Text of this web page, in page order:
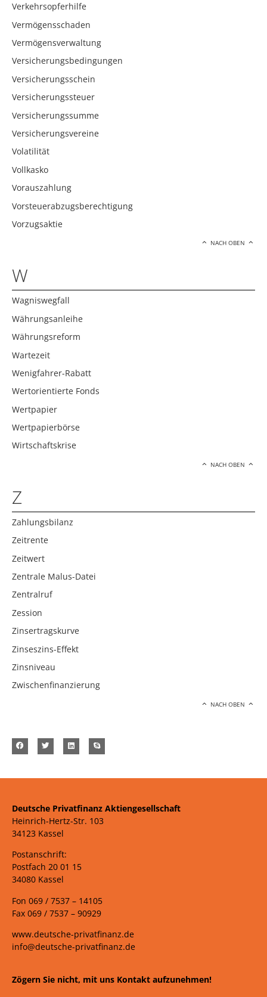
Verkehrsopferhilfe
Vermögensschaden
Vermögensverwaltung
Versicherungsbedingungen
Versicherungsschein
Versicherungssteuer
Versicherungssumme
Versicherungsvereine
Volatilität
Vollkasko
Vorauszahlung
Vorsteuerabzugsberechtigung
Vorzugsaktie
NACH OBEN
W
Wagniswegfall
Währungsanleihe
Währungsreform
Wartezeit
Wenigfahrer-Rabatt
Wertorientierte Fonds
Wertpapier
Wertpapierbörse
Wirtschaftskrise
NACH OBEN
Z
Zahlungsbilanz
Zeitrente
Zeitwert
Zentrale Malus-Datei
Zentralruf
Zession
Zinsertragskurve
Zinseszins-Effekt
Zinsniveau
Zwischenfinanzierung
NACH OBEN
Deutsche Privatfinanz Aktiengesellschaft
Heinrich-Hertz-Str. 103
34123 Kassel
Postanschrift:
Postfach 20 01 15
34080 Kassel
Fon 069 / 7537 – 14105
Fax 069 / 7537 – 90929
www.deutsche-privatfinanz.de
info@deutsche-privatfinanz.de
Zögern Sie nicht, mit uns Kontakt aufzunehmen!